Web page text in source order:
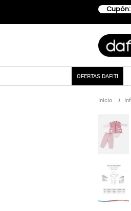
Cupón:
OFERTAS DAFITI
Inicio